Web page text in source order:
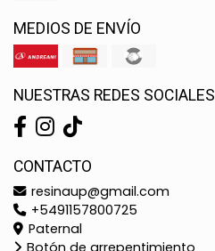
MEDIOS DE ENVÍO
NUESTRAS REDES SOCIALES
CONTACTO
resinaup@gmail.com
+5491157800725
Paternal
Botón de arrepentimiento